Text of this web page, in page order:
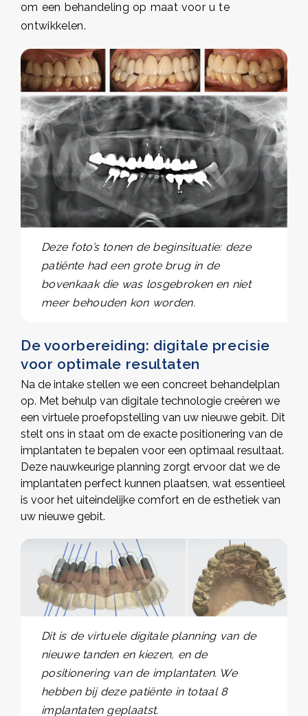
om een behandeling op maat voor u te
ontwikkelen.
Deze foto’s tonen de beginsituatie: deze
patiënte had een grote brug in de
bovenkaak die was losgebroken en niet
meer behouden kon worden.
De voorbereiding: digitale precisie
voor optimale resultaten
Na de intake stellen we een concreet behandelplan
op. Met behulp van digitale technologie creëren we
een virtuele proefopstelling van uw nieuwe gebit. Dit
stelt ons in staat om de exacte positionering van de
implantaten te bepalen voor een optimaal resultaat.
Deze nauwkeurige planning zorgt ervoor dat we de
implantaten perfect kunnen plaatsen, wat essentieel
is voor het uiteindelijke comfort en de esthetiek van
uw nieuwe gebit.
Dit is de virtuele digitale planning van de
nieuwe tanden en kiezen, en de
positionering van de implantaten. We
hebben bij deze patiënte in totaal 8
implantaten geplaatst.